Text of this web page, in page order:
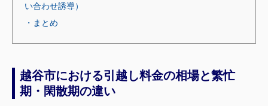
い合わせ誘導）
・まとめ
越谷市における引越し料金の相場と繁忙
期・閑散期の違い